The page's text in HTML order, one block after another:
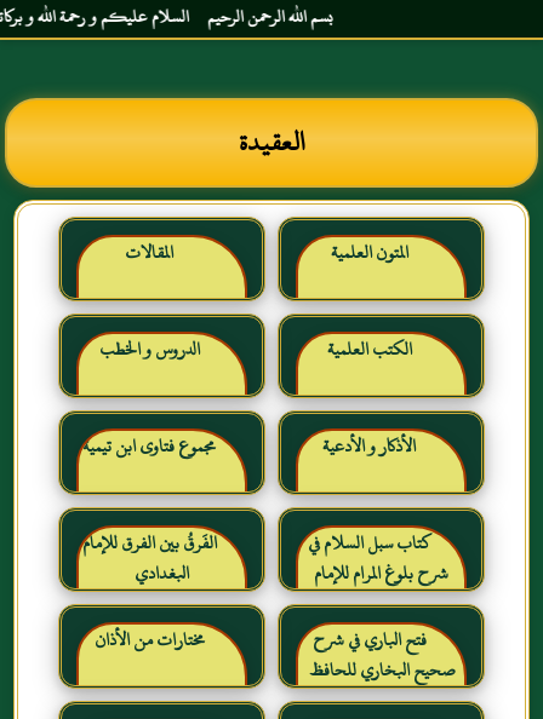
بسم الله الرحمن الرحيم السلام عليكم و رحمة الله و
العقيدة
المتون العلمية المقالات
الكتب العلمية الدروس و الخطب
الأذكار و الأدعية مجموع فتاوى ابن تيمية
كتاب سبل السلام في
شرح بلوغ المرام للإمام
الصنعاني رحمه الله
الفَرقُ بين الفرق للإمام
البغدادي
فتح الباري في شرح
صحيح البخاري للحافظ
ابن حجر العسقلاني
مختارات من الأذان